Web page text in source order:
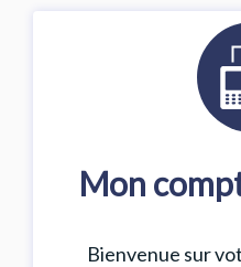
Mon
Bienvenue sur